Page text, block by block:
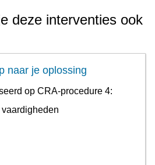
deze interventies ook
naar je oplossing
op CRA-procedure 4: